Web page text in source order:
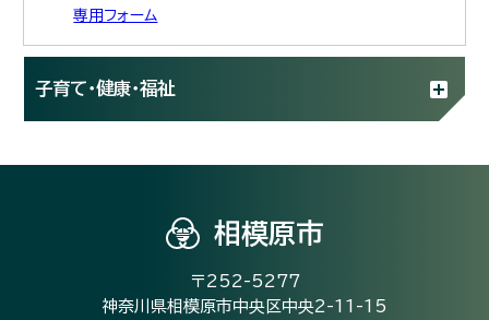
専用フォーム
子育て・健康・福祉
相模原市
〒252-5277
神奈川県相模原市中央区中央2-11-15